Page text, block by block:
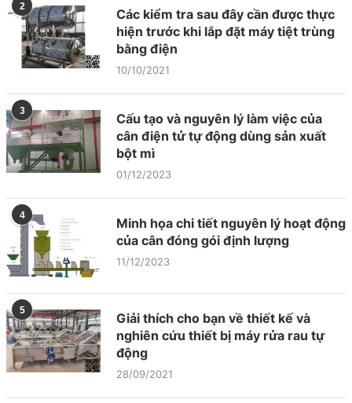
2
Các kiểm tra sau đây cần được thực
hiện trước khi lắp đặt máy tiệt trùng
bằng điện
10/10/2021
3
Cấu tạo và nguyên lý làm việc của
cân điện tử tự động dùng sản xuất
bột mì
01/12/2023
4
Minh họa chi tiết nguyên lý hoạt động
của cân đóng gói định lượng
11/12/2023
5
Giải thích cho bạn về thiết kế và
nghiên cứu thiết bị máy rửa rau tự
động
28/09/2021